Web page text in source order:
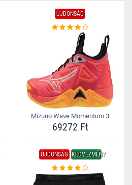
ÚJDONSÁG
Mizuno Wave Momentum 3
69272 Ft
ÚJDONSÁG KEDVEZMÉNY